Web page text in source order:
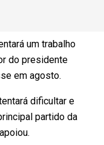
um trabalho
do presidente
em agosto.
dificultar e
partido da